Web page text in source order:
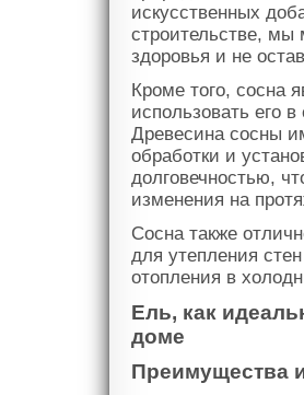
искусственных
строительстве,
здоровья и не
Кроме того, сосна
использовать его
Древесина сосны
обработки и
долговечностью,
изменения на
Сосна также
для утепления
отопления в
Ель, как
доме
Преимущества